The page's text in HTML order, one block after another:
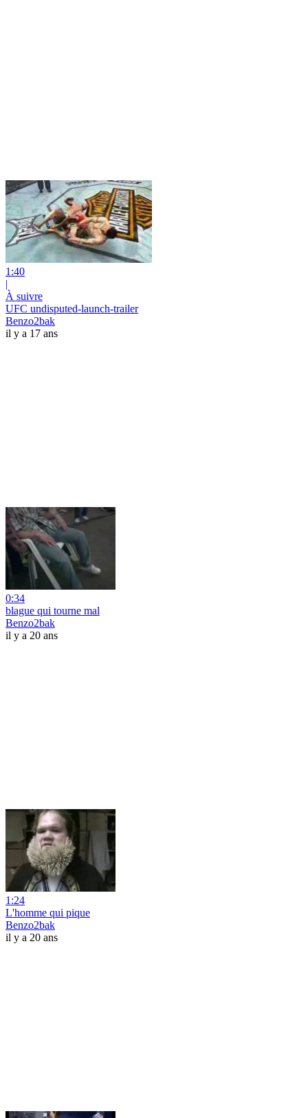
1:40
|
À suivre
UFC undisputed-launch-trailer
Benzo2bak
il y a 17 ans
0:34
blague qui tourne mal
Benzo2bak
il y a 20 ans
1:24
L'homme qui pique
Benzo2bak
il y a 20 ans